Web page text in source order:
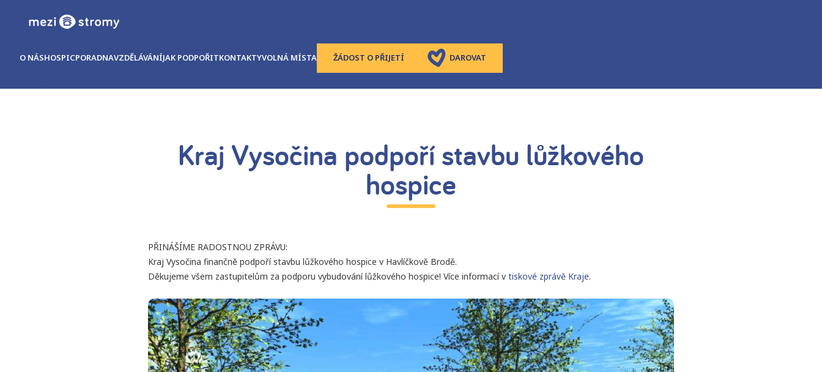
O NÁSHOSPICPORADNAVZDĚLÁVÁNÍJAK PODPOŘITKONTAKTYVOLNÁ MÍSTA ŽÁDOST O PŘIJETÍ DAROVAT
Kraj Vysočina podpoří stavbu lůžkového
hospice
PŘINÁŠÍME RADOSTNOU ZPRÁVU:
Kraj Vysočina finančně podpoří stavbu lůžkového hospice v Havlíčkově Brodě.
Děkujeme všem zastupitelům za podporu vybudování lůžkového hospice! Více informací v tiskové zprávě Kraje.